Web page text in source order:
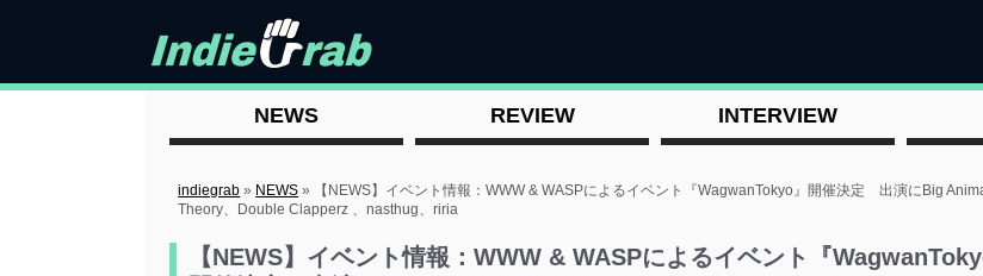
NEWS REVIEW INTERVIEW
indiegrab » NEWS »
【NEWS】イベント情報：WWW & WASPによるイベント『WagwanTokyo』開催決定 出演にBig
Theory、Double Clapperz 、nasthug、riria
【NEWS】イベント情報：WWW & WASPによるイベント『